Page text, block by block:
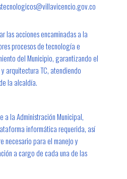
las acciones encaminadas a la
procesos de tecnología e
del Municipio, garantizando el
arquitectura TC, atendiendo
la alcaldía.
a la Administración Municipal,
informática requerida, así
necesario para el manejo y
a cargo de cada una de las